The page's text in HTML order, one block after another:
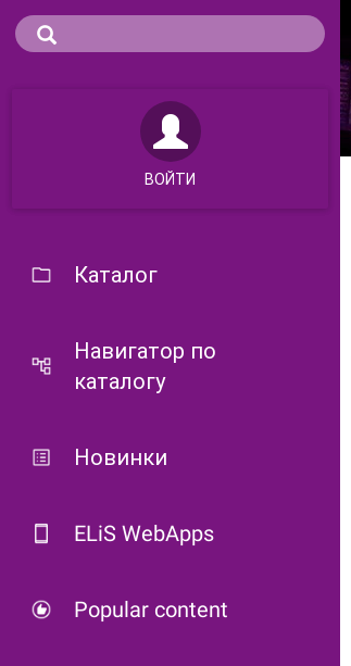
ВОЙТИ
Каталог
Навигатор по
каталогу
Новинки
ELiS WebApps
Popular content